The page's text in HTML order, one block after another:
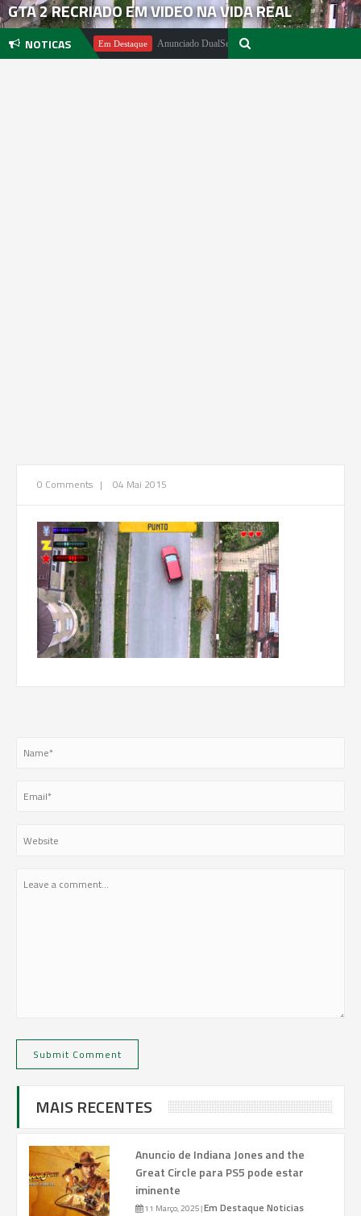
GTA 2 RECRIADO EM VIDEO NA VIDA REAL
NOTICAS
Pachter Em Destaque Anunciado DualSense The Last of Us Limited Edition
0 Comments | 04 Mai 2015
MAIS RECENTES
Anuncio de Indiana Jones and the
Great Circle para PS5 pode estar
iminente
11 Março, 2025|Em Destaque Noticias